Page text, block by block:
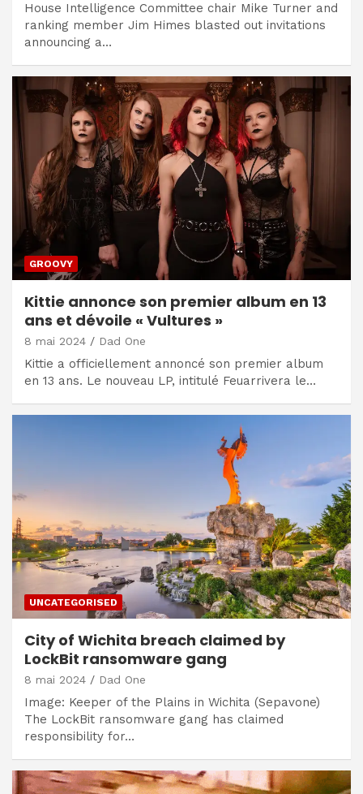
House Intelligence Committee chair Mike Turner and
ranking member Jim Himes blasted out invitations
announcing a…
GROOVY
Kittie annonce son premier album en 13
ans et dévoile « Vultures »
8 mai 2024 Dad One
Kittie a officiellement annoncé son premier album
en 13 ans. Le nouveau LP, intitulé Feuarrivera le…
UNCATEGORISED
City of Wichita breach claimed by
LockBit ransomware gang
8 mai 2024 Dad One
Image: Keeper of the Plains in Wichita (Sepavone)
The LockBit ransomware gang has claimed
responsibility for…